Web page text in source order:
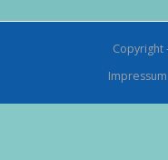
Copyright
Impressum